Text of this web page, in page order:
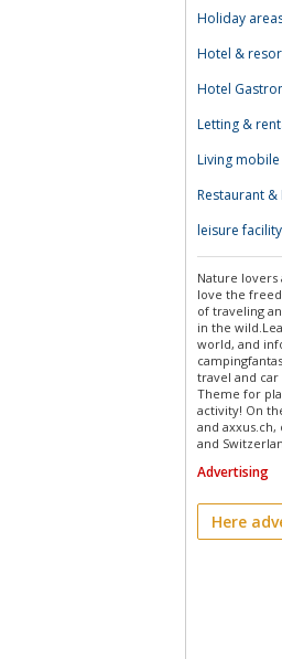
Holiday
Hotel &
Hotel
Letting &
Living
Restaurant
leisure
Nature lovers
love the
of traveling
in the
world, and
travel and
Theme for
activity! On
and
and
Advertising
Here